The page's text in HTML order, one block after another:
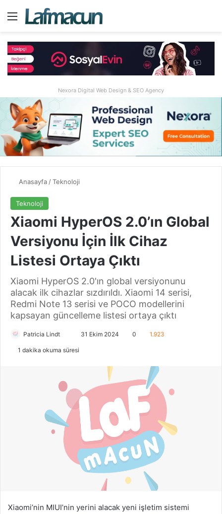
Menü
Nexora Digital Web Design & SEO Agency
Anasayfa/Teknoloji
Teknoloji
Xiaomi HyperOS 2.0’ın Global
Versiyonu İçin İlk Cihaz
Listesi Ortaya Çıktı
Xiaomi HyperOS 2.0'ın global versiyonunu
alacak ilk cihazlar sızdırıldı. Xiaomi 14 serisi,
Redmi Note 13 serisi ve POCO modellerini
kapsayan güncelleme listesi ortaya çıktı
Patricia Lindt
i
p
o
s
t
31 Ekim 2024 0 1.923
1 dakika okuma süresi
Xiaomi’nin MIUI’nin yerini alacak yeni işletim sistemi